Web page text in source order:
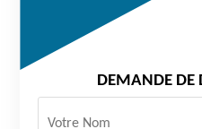
DEMANDE DE